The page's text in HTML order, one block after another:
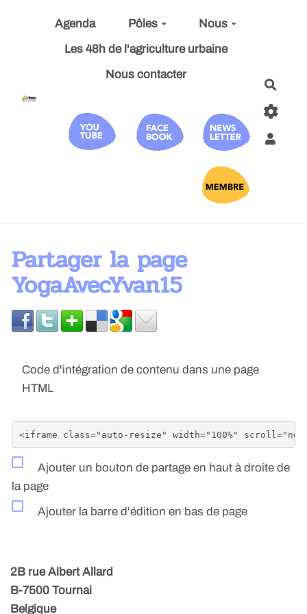
Aller au contenu principal
Agenda Pôles
Nous
Les 48h de l'agriculture urbaine
Nous contacter
Partager la page
YogaAvecYvan15
Code d'intégration de contenu dans une page
HTML
Ajouter un bouton de partage en haut à droite de
la page
Ajouter la barre d'édition en bas de page
2B rue Albert Allard
B-7500 Tournai
Belgique